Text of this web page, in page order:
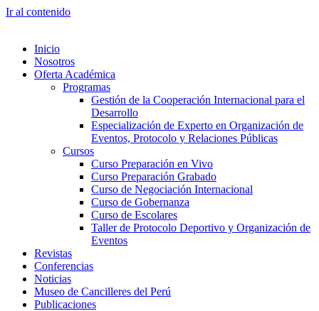
Ir al contenido
Inicio
Nosotros
Oferta Académica
Programas
Gestión de la Cooperación Internacional para el
Desarrollo
Especialización de Experto en Organización de
Eventos, Protocolo y Relaciones Públicas
Cursos
Curso Preparación en Vivo
Curso Preparación Grabado
Curso de Negociación Internacional
Curso de Gobernanza
Curso de Escolares
Taller de Protocolo Deportivo y Organización de
Eventos
Revistas
Conferencias
Noticias
Museo de Cancilleres del Perú
Publicaciones